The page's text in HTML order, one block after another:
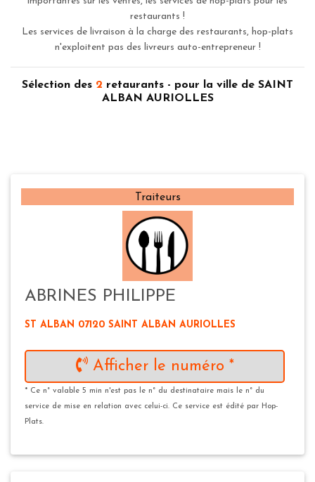
restaurants !
Les services de livraison à la charge des restaurants, hop-plats
n'exploitent pas des livreurs auto-entrepreneur !
Sélection des 2 retaurants - pour la ville de SAINT
ALBAN AURIOLLES
Traiteurs
ABRINES PHILIPPE
ST ALBAN 07120 SAINT ALBAN AURIOLLES
Afficher le numéro *
* Ce n° valable 5 min n'est pas le n° du destinataire mais le n° du
service de mise en relation avec celui-ci. Ce service est édité par Hop-
Plats.